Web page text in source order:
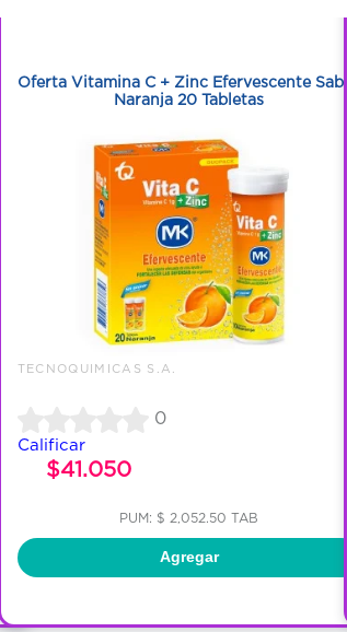
Oferta Vitamina C + Zinc Efervescente
Naranja 20 Tabletas
TECNOQUIMICAS S.A.
0
Calificar
$41.050
PUM: $ 2,052.50 TAB
Agregar